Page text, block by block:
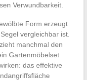
Verwundbarkeit.
Form erzeugt
vergleichbar ist.
manchmal den
Gartenmöbelset
das effektive